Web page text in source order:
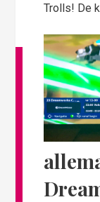
Trolls! De